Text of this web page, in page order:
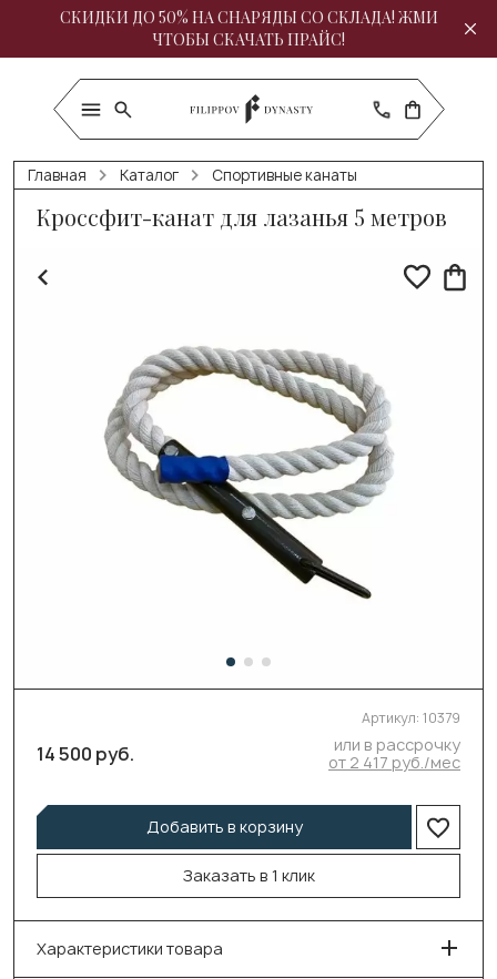
СКИДКИ ДО 50% НА СНАРЯДЫ СО СКЛАДА! ЖМИ
ЧТОБЫ СКАЧАТЬ ПРАЙС!
Главная Каталог Спортивные канаты
Кроссфит-канат для лазанья 5 метров
Артикул: 10379
14 500 руб.
или в рассрочку
от 2 417 руб./мес
Добавить в корзину
Заказать в 1 клик
Характеристики товара